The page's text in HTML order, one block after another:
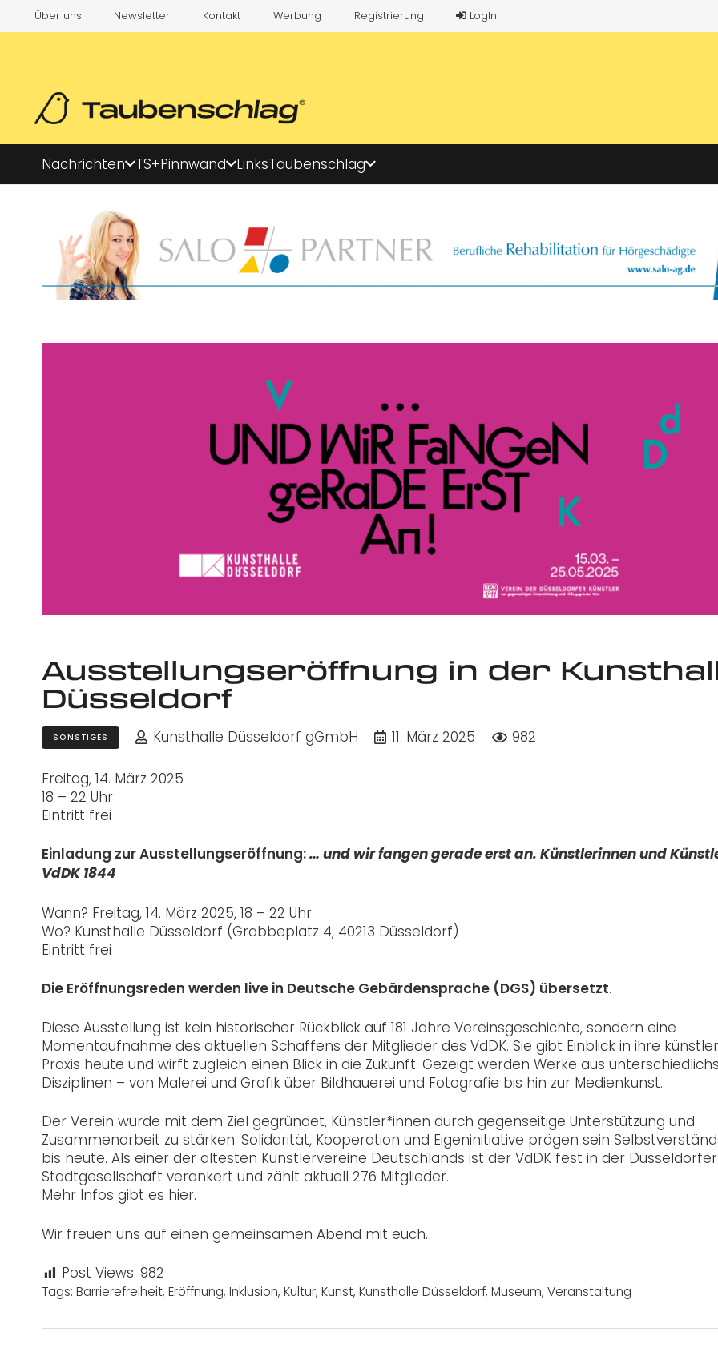
Über uns Newsletter Kontakt Werbung Registrierung LogIn
Nachrichten TS+Pinnwand LinksTaubenschlag
Ausstellungseröffnung in der
Düsseldorf
SONSTIGES Kunsthalle Düsseldorf gGmbH 11. März 2025 982
Freitag, 14. März 2025
18 – 22 Uhr
Eintritt frei
Einladung zur Ausstellungseröffnung: … und wir fangen gerade erst an. Künstlerinnen und
VdDK 1844
Wann? Freitag, 14. März 2025, 18 – 22 Uhr
Wo? Kunsthalle Düsseldorf (Grabbeplatz 4, 40213 Düsseldorf)
Eintritt frei
Die Eröffnungsreden werden live in Deutsche Gebärdensprache (DGS) übersetzt.
Diese Ausstellung ist kein historischer Rückblick auf 181 Jahre Vereinsgeschichte, sondern eine
Momentaufnahme des aktuellen Schaffens der Mitglieder des VdDK. Sie gibt Einblick in ihre
Praxis heute und wirft zugleich einen Blick in die Zukunft. Gezeigt werden Werke aus
Disziplinen – von Malerei und Grafik über Bildhauerei und Fotografie bis hin zur Medienkunst.
Der Verein wurde mit dem Ziel gegründet, Künstler*innen durch gegenseitige Unterstützung und
Zusammenarbeit zu stärken. Solidarität, Kooperation und Eigeninitiative prägen sein
bis heute. Als einer der ältesten Künstlervereine Deutschlands ist der VdDK fest in der Düsseldorfer
Stadtgesellschaft verankert und zählt aktuell 276 Mitglieder.
Mehr Infos gibt es hier.
Wir freuen uns auf einen gemeinsamen Abend mit euch.
Post Views: 982
Tags: Barrierefreiheit, Eröffnung, Inklusion, Kultur, Kunst, Kunsthalle Düsseldorf, Museum, Veranstaltung